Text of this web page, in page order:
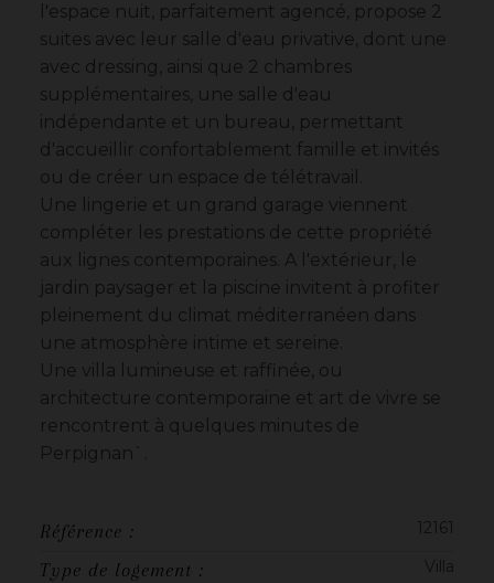
l'espace nuit, parfaitement agencé, propose 2
suites avec leur salle d'eau privative, dont une
avec dressing, ainsi que 2 chambres
supplémentaires, une salle d'eau
indépendante et un bureau, permettant
d'accueillir confortablement famille et invités
ou de créer un espace de télétravail.
Une lingerie et un grand garage viennent
compléter les prestations de cette propriété
aux lignes contemporaines. A l'extérieur, le
jardin paysager et la piscine invitent à profiter
pleinement du climat méditerranéen dans
une atmosphère intime et sereine.
Une villa lumineuse et raffinée, ou
architecture contemporaine et art de vivre se
rencontrent à quelques minutes de
Perpignan`.
Référence : 12161
Type de logement : Villa